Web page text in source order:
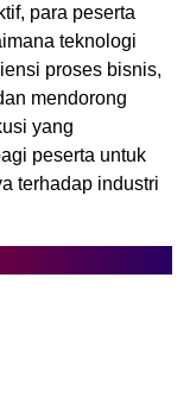
para peserta
teknologi
proses bisnis,
mendorong
yang
peserta untuk
terhadap industri